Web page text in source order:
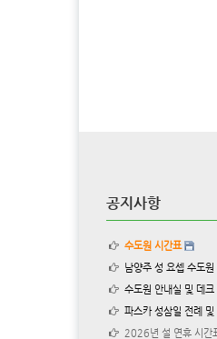
공지사항
수도원 시간표
남양주 성 요셉 수도원
수도원 안내실 및 데크
파스카 성삼일 전례 및
2026년 설 연휴 시간